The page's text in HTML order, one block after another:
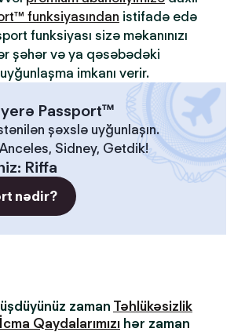
funksiyasından istifadə edə
funksiyası sizə məkanınızı
şəhər və ya qəsəbədəki
imkanı verir.
Passport™
şəxslə uyğunlaşın.
Sidney, Getdik!
: Riffa
nədir?
zaman Təhlükəsizlik
İcma Qaydalarımızı hər zaman